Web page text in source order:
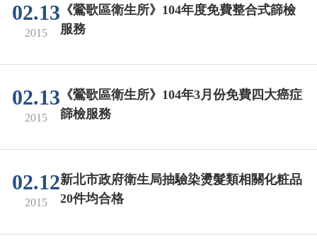
02.13
2015
《鶯歌區衛生所》104年度免費整合式篩檢
服務
02.13
2015
《鶯歌區衛生所》104年3月份免費四大癌症
篩檢服務
02.12
2015
新北市政府衛生局抽驗染燙髮類相關化粧品
20件均合格